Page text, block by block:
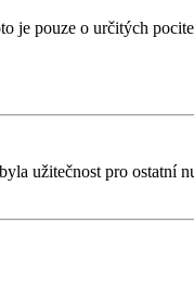
je pouze o určitých
užitečnost pro ostatní